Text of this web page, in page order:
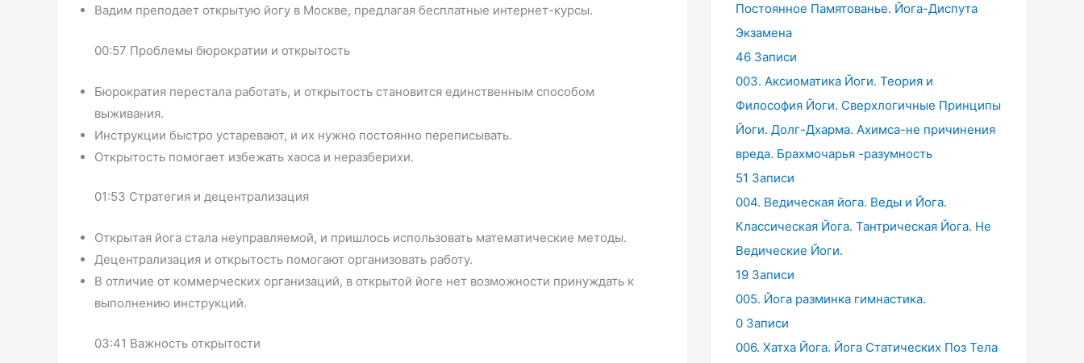
Вадим преподает открытую йогу в Москве, предлагая бесплатные интернет-курсы.
00:57 Проблемы бюрократии и открытость
Бюрократия перестала работать, и открытость становится единственным способом
выживания.
Инструкции быстро устаревают, и их нужно постоянно переписывать.
Открытость помогает избежать хаоса и неразберихи.
01:53 Стратегия и децентрализация
Открытая йога стала неуправляемой, и пришлось использовать математические методы.
Децентрализация и открытость помогают организовать работу.
В отличие от коммерческих организаций, в открытой йоге нет возможности принуждать к
выполнению инструкций.
03:41 Важность открытости
Постоянное Памятованье. Йога-Диспута
Экзамена
46 Записи
003. Аксиоматика Йоги. Теория и
Философия Йоги. Сверхлогичные Принципы
Йоги. Долг-Дхарма. Ахимса-не причинения
вреда. Брахмочарья -разумность
51 Записи
004. Ведическая йога. Веды и Йога.
Классическая Йога. Тантрическая Йога. Не
Ведические Йоги.
19 Записи
005. Йога разминка гимнастика.
0 Записи
006. Хатха Йога. Йога Статических Поз Тела